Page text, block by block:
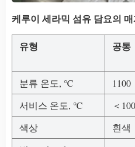
케루이 세라믹 섬유 담요의
유형 공통
분류 온도, ℃ 1100
서비스 온도, ℃
＜
색상
흰색